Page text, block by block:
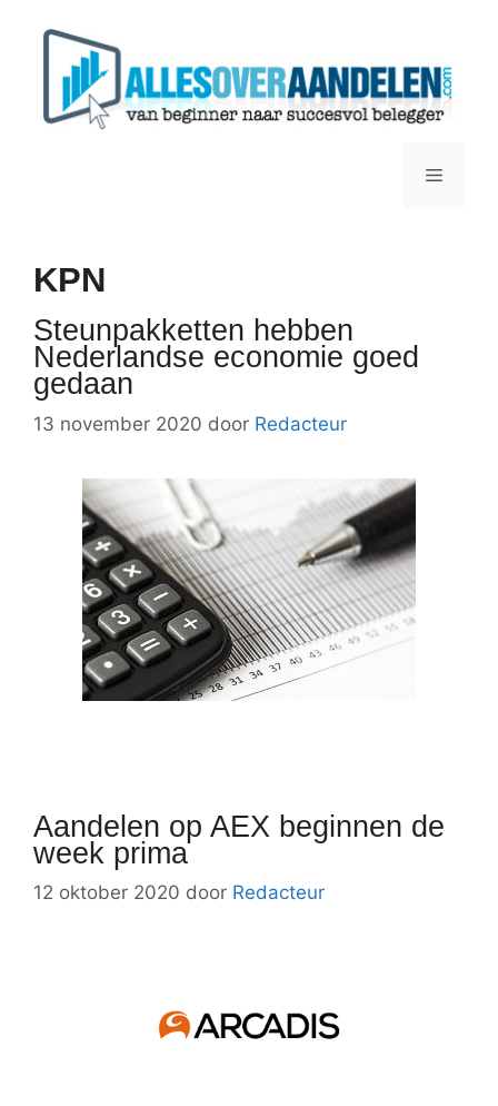
Menu
KPN
Steunpakketten hebben
Nederlandse economie goed
gedaan
13 november 2020 door Redacteur
Aandelen op AEX beginnen de
week prima
12 oktober 2020 door Redacteur